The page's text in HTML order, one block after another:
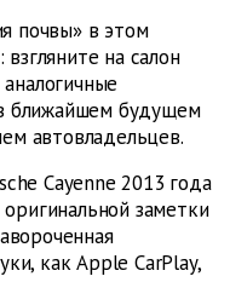
почвы» в этом
на салон
ближайшем будущем
автовладельцев.
Cayenne 2013 года
заметки
как Apple CarPlay,